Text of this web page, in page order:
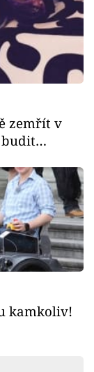
zemřít v
budit…
kamkoliv!